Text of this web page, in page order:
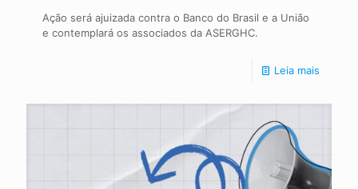
Ação será ajuizada contra o Banco do Brasil e a União
e contemplará os associados da ASERGHC.
Leia mais